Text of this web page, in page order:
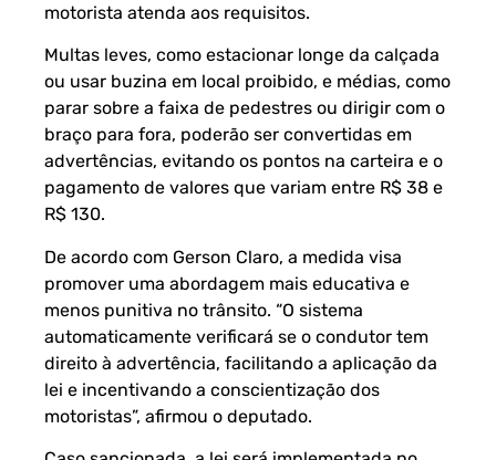
motorista atenda aos requisitos.
Multas leves, como estacionar longe da calçada
ou usar buzina em local proibido, e médias, como
parar sobre a faixa de pedestres ou dirigir com o
braço para fora, poderão ser convertidas em
advertências, evitando os pontos na carteira e o
pagamento de valores que variam entre R$ 38 e
R$ 130.
De acordo com Gerson Claro, a medida visa
promover uma abordagem mais educativa e
menos punitiva no trânsito. “O sistema
automaticamente verificará se o condutor tem
direito à advertência, facilitando a aplicação da
lei e incentivando a conscientização dos
motoristas”, afirmou o deputado.